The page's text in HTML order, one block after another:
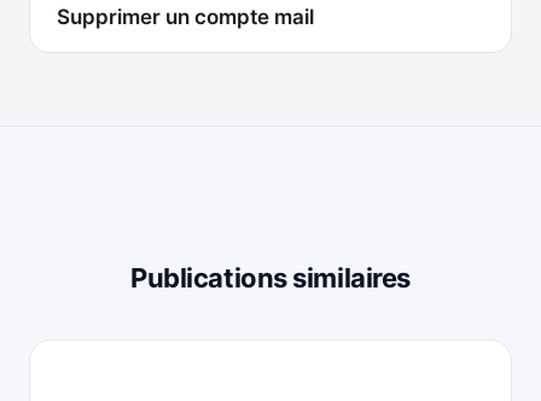
Supprimer un compte mail
Publications similaires